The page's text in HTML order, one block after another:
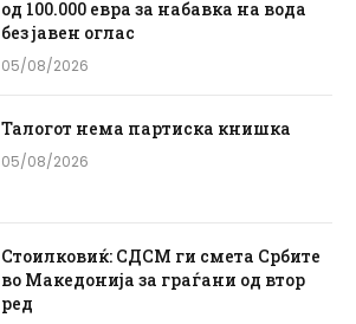
од 100.000 евра за набавка на вода
без јавен оглас
05/08/2026
Талогот нема партиска книшка
05/08/2026
Стоилковиќ: СДСМ ги смета Србите
во Македонија за граѓани од втор
ред